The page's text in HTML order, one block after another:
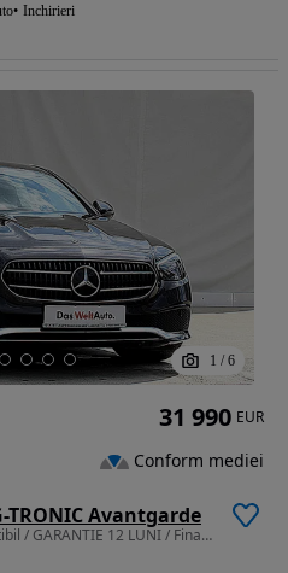
Inchirieri
1 / 6
TRONIC Avantgarde
1991 cm3 • 197 CP • / Tva Deductibil / GARANTIE 12 LUNI / Finantare
31 990 EUR
Conform mediei